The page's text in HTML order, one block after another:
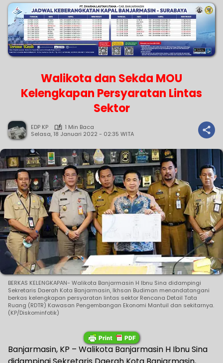
Walikota dan Sekda MOU
Kelengkapan Persyaratan Lintas
Sektor
EDP KP
1 Min Baca
Selasa, 18 Januari 2022 - 02:35 WITA
BERKAS KELENGKAPAN- Walikota Banjarmasin H Ibnu Sina didampingi
Sekretaris Daerah Kota Banjarmasin, Ikhsan Budiman menandatangani
berkas kelengkapan persyaratan lintas sektor Rencana Detail Tata
Ruang (RDTR) Kawasan Pengembangan Ekonomi Mantuil dan sekitarnya.
(KP/Diskominfotik)
Banjarmasin, KP – Walikota Banjarmasin H Ibnu Sina